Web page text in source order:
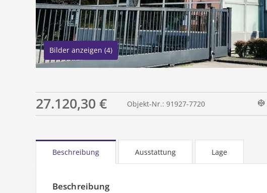
Bilder anzeigen (4)
27.120,30 € Objekt-Nr.: 91927-7720
Beschreibung Ausstattung Lage
Beschreibung